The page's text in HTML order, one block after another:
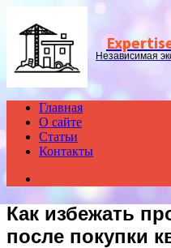
Независимая
Главная
О сайте
Статьи
Контакты
Как избежать
после покупки